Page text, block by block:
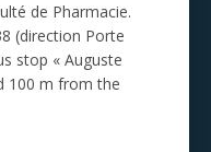
de Pharmacie.
(direction Porte
stop « Auguste
100 m from the